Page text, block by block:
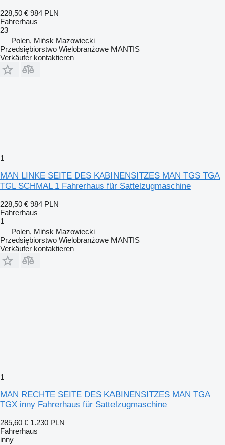
228,50 € 984 PLN
Fahrerhaus
23
Polen, Mińsk Mazowiecki
Przedsiębiorstwo Wielobranżowe MANTIS
Verkäufer kontaktieren
1
MAN LINKE SEITE DES KABINENSITZES MAN TGS TGA
TGL SCHMAL 1 Fahrerhaus für Sattelzugmaschine
228,50 € 984 PLN
Fahrerhaus
1
Polen, Mińsk Mazowiecki
Przedsiębiorstwo Wielobranżowe MANTIS
Verkäufer kontaktieren
1
MAN RECHTE SEITE DES KABINENSITZES MAN TGA
TGX inny Fahrerhaus für Sattelzugmaschine
285,60 € 1.230 PLN
Fahrerhaus
inny